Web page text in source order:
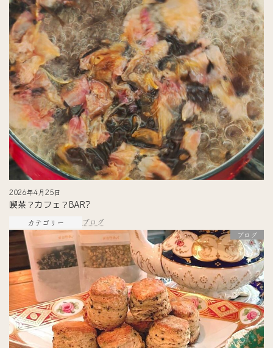
2026年4月25日
喫茶？カフェ？BAR?
カテゴリー ブログ
ブログ